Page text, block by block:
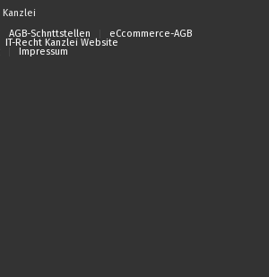
Kanzlei
AGB-Schnttstellen eCcommerce-AGB
IT-Recht Kanzlei Website
Impressum